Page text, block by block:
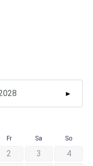
►
Fr Sa So
2 3
4